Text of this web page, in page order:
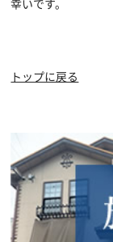
トップに戻る